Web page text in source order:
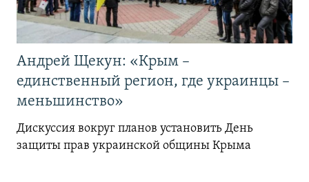
Андрей Щекун: «Крым –
единственный регион, где украинцы –
меньшинство»
Дискуссия вокруг планов установить День
защиты прав украинской общины Крыма